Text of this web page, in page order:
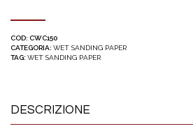
COD: CWC150
CATEGORIA: WET SANDING PAPER
TAG: WET SANDING PAPER
DESCRIZIONE